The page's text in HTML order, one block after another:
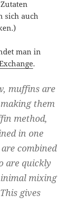
sich auch
man in
.
muffins are
them
method,
in one
combined
are quickly
mixing
gives